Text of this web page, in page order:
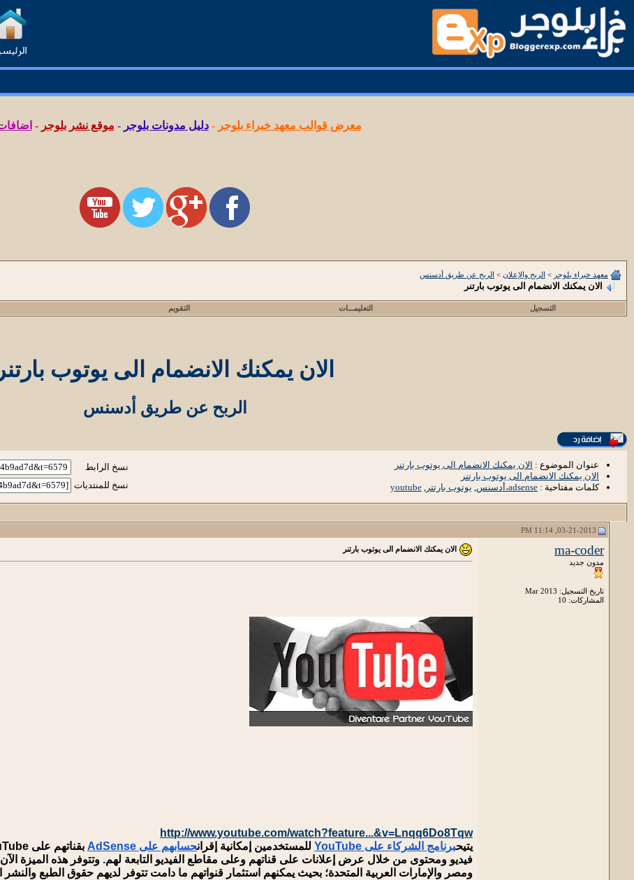
معرض قوالب معهد خبراء بلوجر -دليل مدونات بلوجر - موقع نشر بلوجر -
معهد خبراء بلوجر > الربح والإعلان > الربح عن طريق أدسنس
الان يمكنك الانضمام الى يوتوب بارتنر
التسجيل التعليمـــات التقويم
الان يمكنك الانضمام الى يوتوب بارتنر
الربح عن طريق أدسنس
عنوان الموضوع : الان يمكنك الانضمام الى يوتوب بارتنر
الان يمكنك الانضمام الى يوتوب بارتنر
كلمات مفتاحية : adsense،أدسنس , يوتوب بارتتر ,
youtube
نسخ الرابط
نسخ للمنتديات
ma-coder
مدون جديد
تاريخ التسجيل: Mar 2013
المشاركات: 10
الان يمكنك الانضمام الى يوتوب بارتنر
http://www.youtube.com/watch?feature...&v=Lnqq6Do8Tqw
يتيحبرنامج الشركاء على YouTube للمستخدمين إمكانية إقرانحسابهم على AdSense
ومصر والإمارات العربية المتحدة؛ بحيث يمكنهم استثمار قنواتهم ما دامت تتوفر لديهم حقوق الطبع